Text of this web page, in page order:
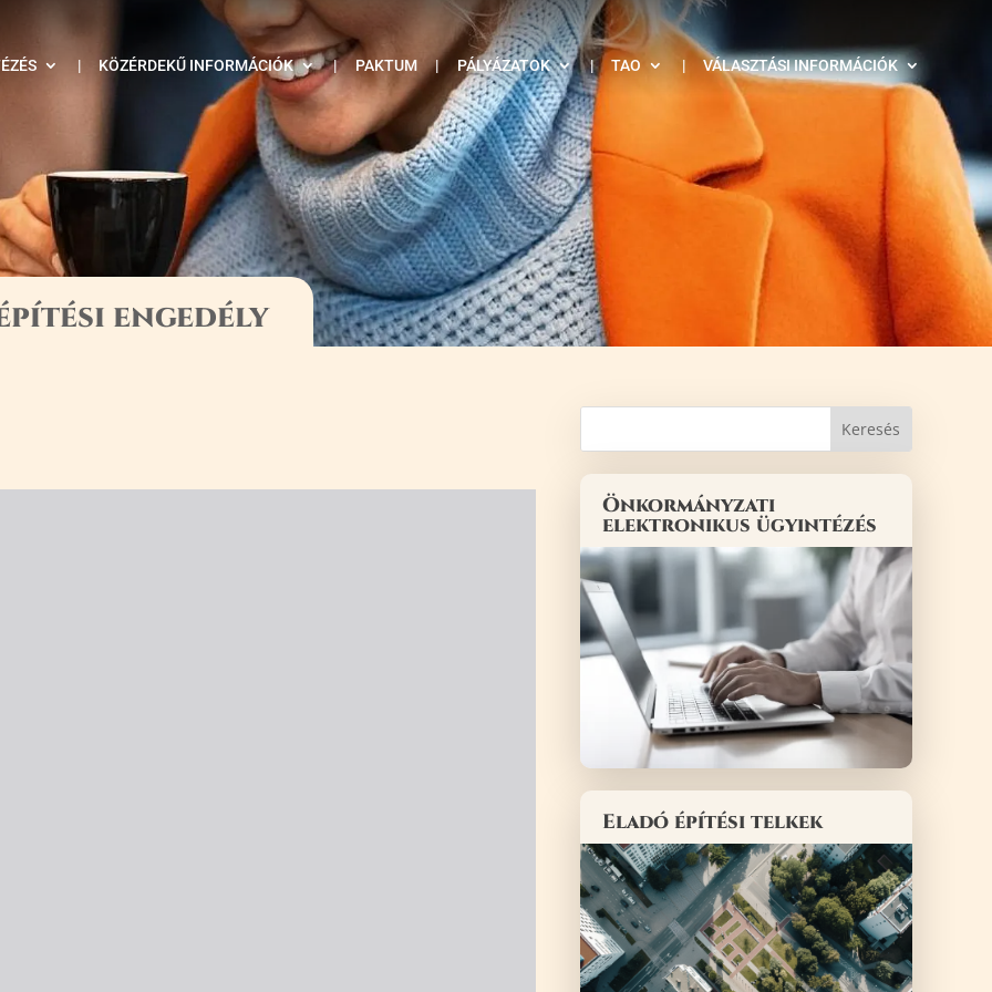
| KÖZÉRDEKŰ INFORMÁCIÓK | PAKTUM | PÁLYÁZATOK | TAO | VÁLASZTÁSI INFORMÁCIÓK
engedély
Önkormányzati
elektronikus ügyintézés
Eladó építési telkek